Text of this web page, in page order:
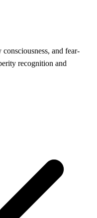
and fear-
recognition and